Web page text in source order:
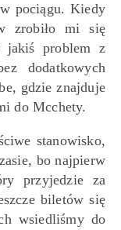
pociągu. Kiedy
zrobiło mi się
jakiś problem z
dodatkowych
gdzie znajduje
do Mcchety.
stanowisko,
bo najpierw
przyjedzie za
biletów się
wsiedliśmy do